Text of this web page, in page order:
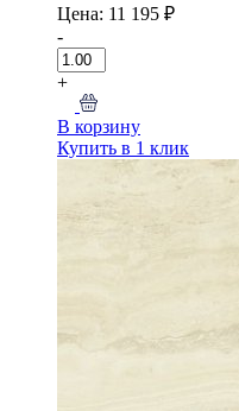
Цена: 11 195 ₽
-
+
В корзину
Купить в 1 клик